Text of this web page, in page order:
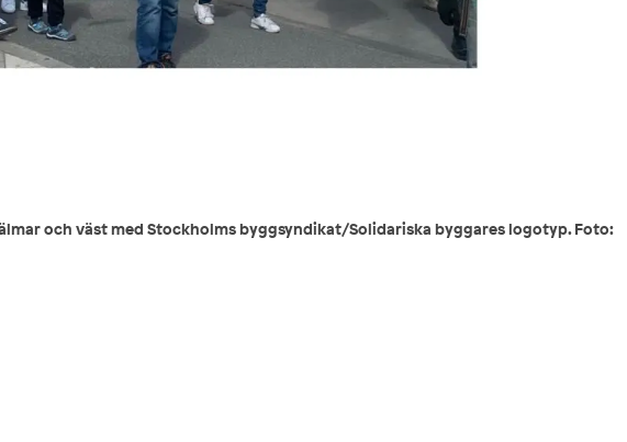
och väst med Stockholms byggsyndikat/Solidariska byggares logotyp. Foto: